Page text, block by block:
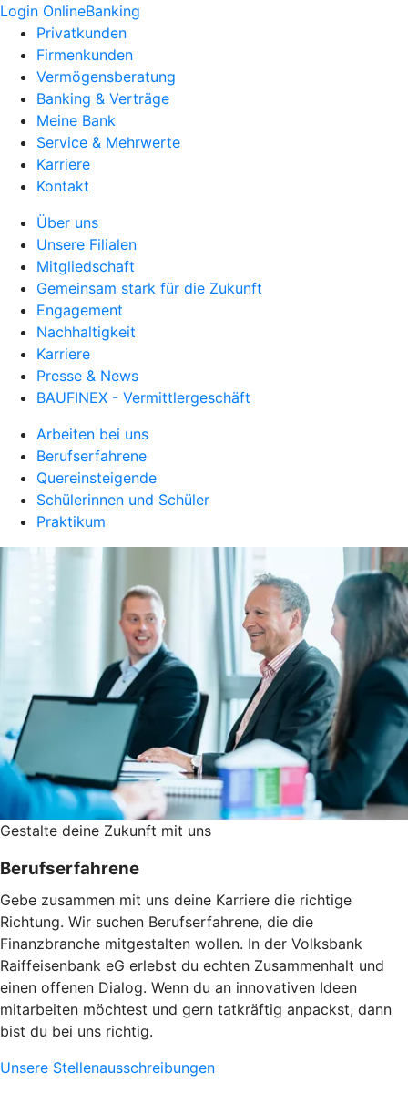
Login OnlineBanking
Privatkunden
Firmenkunden
Vermögensberatung
Banking & Verträge
Meine Bank
Service & Mehrwerte
Karriere
Kontakt
Über uns
Unsere Filialen
Mitgliedschaft
Gemeinsam stark für die Zukunft
Engagement
Nachhaltigkeit
Karriere
Presse & News
BAUFINEX - Vermittlergeschäft
Arbeiten bei uns
Berufserfahrene
Quereinsteigende
Schülerinnen und Schüler
Praktikum
Gestalte ­deine Zukunft mit uns
Berufserfahrene
Gebe zusammen mit uns deine Karriere die richtige
Richtung. Wir suchen Berufserfahrene, die die
Finanzbranche mitgestalten wollen. In der Volksbank
Raiffeisenbank eG erlebst du echten Zusammenhalt und
einen offenen Dialog. Wenn du an innovativen Ideen
mitarbeiten möchtest und gern tatkräftig anpackst, dann
bist du bei uns richtig.
Unsere Stellenausschreibungen